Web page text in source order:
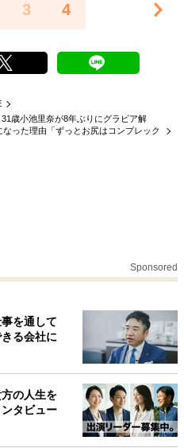
3 4
歳小池里奈が8年ぶりにグラビア解
った理由「ずっとお尻はコンプレック
Sponsored
を通して
る会社に
の人生を
タビュー